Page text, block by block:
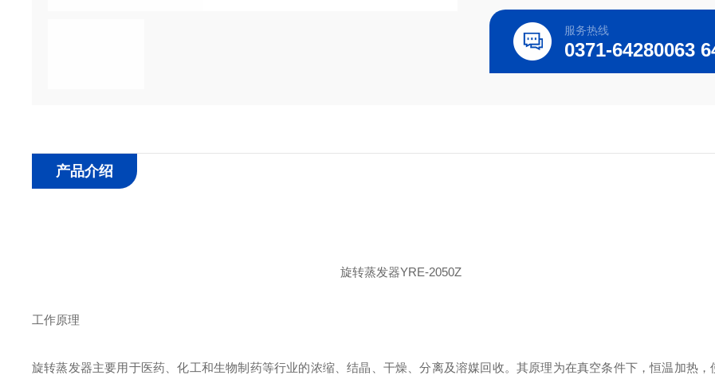
服务热线
产品介绍
旋转蒸发器YRE-2050Z
工作原理
旋转蒸发器主要用于医药、化工和生物制药等行业的浓缩、结晶、干燥、分离及溶媒回收。其原理为在真空条件下，恒温加热，